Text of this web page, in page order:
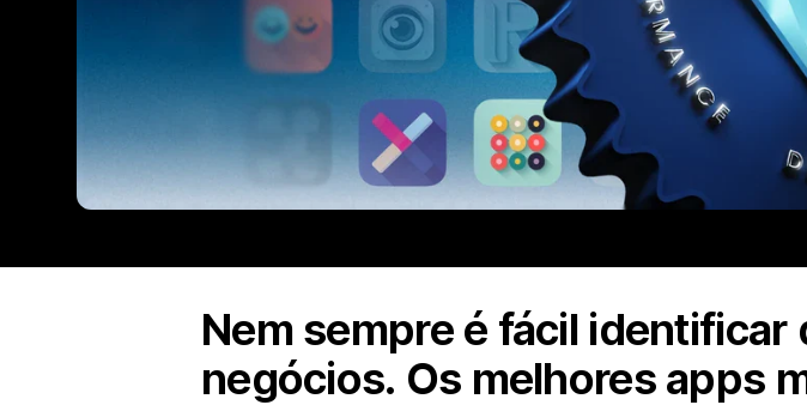
Nem sempre é fácil
negócios. Os melhores apps